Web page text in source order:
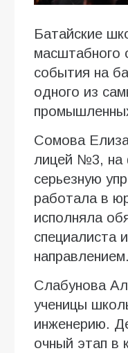
Батайские
масштабного
события на
одного из
Сомова
лицей №3, на
серьезную
работала в
исполняла
специалиста
направлением.
Слабунова
ученицы
инженерию.
очный этап в